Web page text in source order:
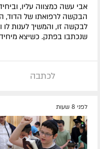
אבי עשה כמצווה עליו,
הבקשה לרפואתו של הדוד,
לבקשה זו, והמשיך לענות
שנכתבו בפתק. כשיצא
לכתבה
לפני 8 שעות